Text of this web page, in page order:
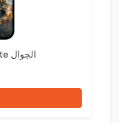
Assassin's Creed Syndicate الجوال